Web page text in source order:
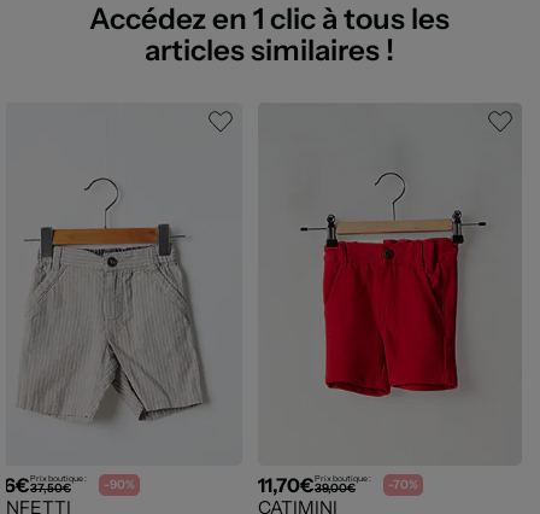
Accédez en 1 clic à tous les
articles similaires !
Prix boutique :
37,50€ -90% 11,70€Prix boutique :
39,00€ -70%
CATIMINI